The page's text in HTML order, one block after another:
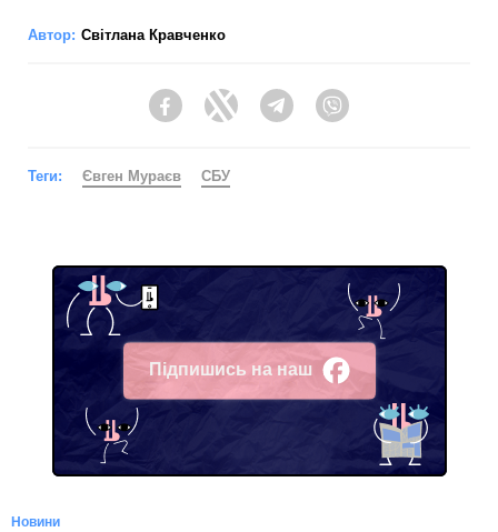
Автор: Світлана Кравченко
FacebookTwitter Telegram
Теги: Євген Мураєв СБУ
Підпишись на наш
Facebook
Новини